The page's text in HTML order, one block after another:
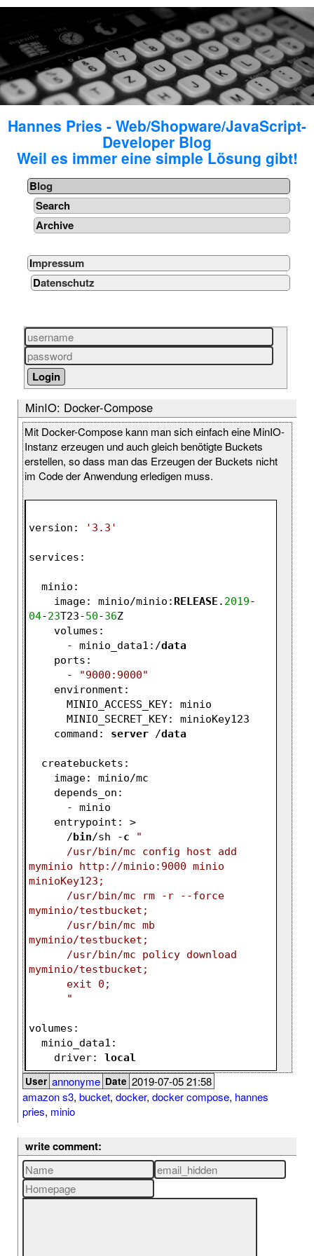
Hannes Pries - Web/Shopware/JavaScript-
Developer Blog
Weil es immer eine simple Lösung gibt!
Blog
Search
Archive
Impressum
Datenschutz
MinIO: Docker-Compose
Mit Docker-Compose kann man sich einfach eine MinIO-
Instanz erzeugen und auch gleich benötigte Buckets
erstellen, so dass man das Erzeugen der Buckets nicht
im Code der Anwendung erledigen muss.
version : '3.3'
services:
  minio:
    image: minio/minio:
RELEASE . 2019-
04-23T23-50-36Z
    volumes:
      - minio_data1:/
data
    ports:
      -
"9000:9000"
    environment:
      MINIO_ACCESS_KEY: minio
      MINIO_SECRET_KEY: minioKey123
    command:
server /data
  createbuckets:
    image: minio/mc
    depends_on:
      - minio
    entrypoint: >
      /
bin/sh -c
"
myminio http://minio:9000 minio
minioKey123;
myminio/testbucket;
myminio/testbucket;
myminio/testbucket;
      exit 0;
      "
volumes:
  minio_data1:
    driver:
local
User annonyme Date 2019-07-05 21:58
amazon s3, bucket, docker, docker compose, hannes
pries, minio
write comment: